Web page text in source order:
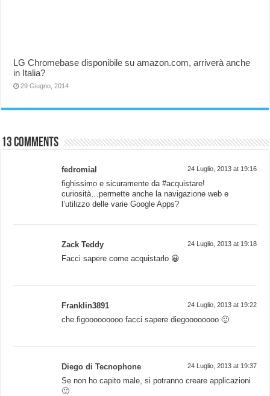
LG Chromebase disponibile su amazon.com, arriverà anche
in Italia?
29 Giugno, 2014
13 comments
fedromial 24 Luglio, 2013 at 19:16
fighissimo e sicuramente da #acquistare!
curiosità…permette anche la navigazione web e
l’utilizzo delle varie Google Apps?
Zack Teddy 24 Luglio, 2013 at 19:18
Facci sapere come acquistarlo 😀
Franklin3891 24 Luglio, 2013 at 19:22
che figooooooooo facci sapere diegoooooooo 🙂
Diego di Tecnophone 24 Luglio, 2013 at 19:37
Se non ho capito male, si potranno creare applicazioni
🙂